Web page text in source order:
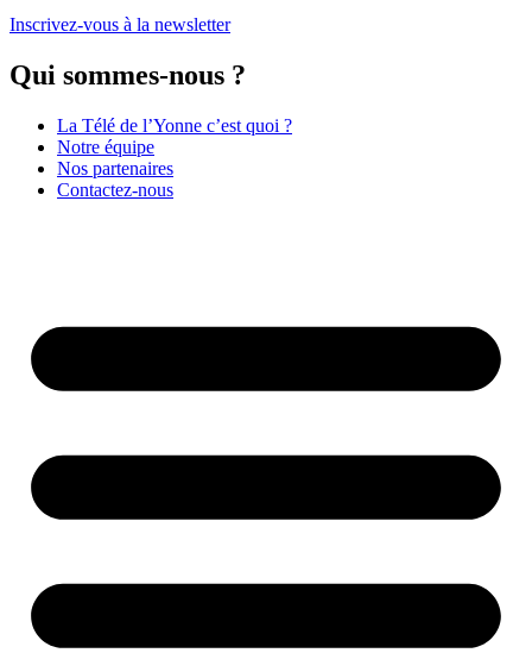
Inscrivez-vous à la newsletter
Qui sommes-nous ?
La Télé de l’Yonne c’est quoi ?
Notre équipe
Nos partenaires
Contactez-nous